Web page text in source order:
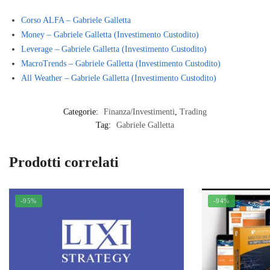
Corso ALFA – Gabriele Galletta
Money – Gabriele Galletta (Investimento Custodito)
Leverage – Gabriele Galletta (Investimento Custodito)
MacroTrends – Gabriele Galletta (Investimento Custodito)
All Weather – Gabriele Galletta (Investimento Custodito)
Categorie: Finanza/Investimenti, Trading
Tag:
Gabriele Galletta
Prodotti correlati
-95% -94%